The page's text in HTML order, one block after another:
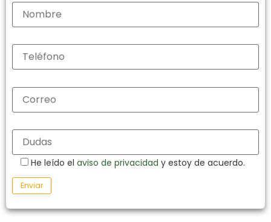
He leído el aviso de privacidad y estoy de acuerdo.